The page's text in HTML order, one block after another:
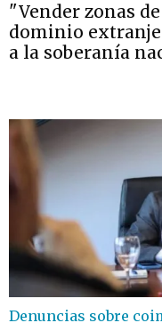
"Vender zonas
dominio
a la soberanía
Denuncias sobre